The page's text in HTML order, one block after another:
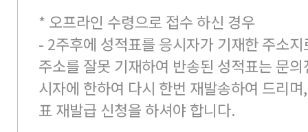
* 오프라인 수령으로 접수 하신 경우
- 2주후에 성적표를 응시자가 기재한 주소
주소를 잘못 기재하여 반송된 성적표는 문
시자에 한하여 다시 한번 재발송하여 드리
표 재발급 신청을 하셔야 합니다.